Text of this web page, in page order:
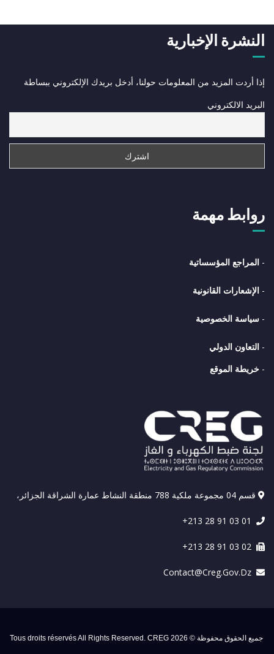
قسم 04 مجموعة ملكية 788 منطقة النشاط عمارة الشراقة الجزائر،
+213 28 91 03 01
+213 28 91 03 02
Contact@creg.gov.dz
روابط مهمة
- المراجع المؤسساتية
- الإشعارات القانونية
- سياسة الخصوصية
- التعاون الدولي
- خريطة الموقع
النشرة الإخبارية
إذا أردت المزيد من المعلومات حولنا، أدخل بريدك الإلكتروني ببساطة
البريد الالكتروني
جميع الحقوق محفوظة © 2026 Tous droits réservés All Rights Reserved. CREG